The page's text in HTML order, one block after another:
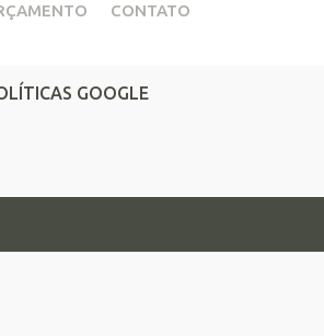
CONTATO
GOOGLE